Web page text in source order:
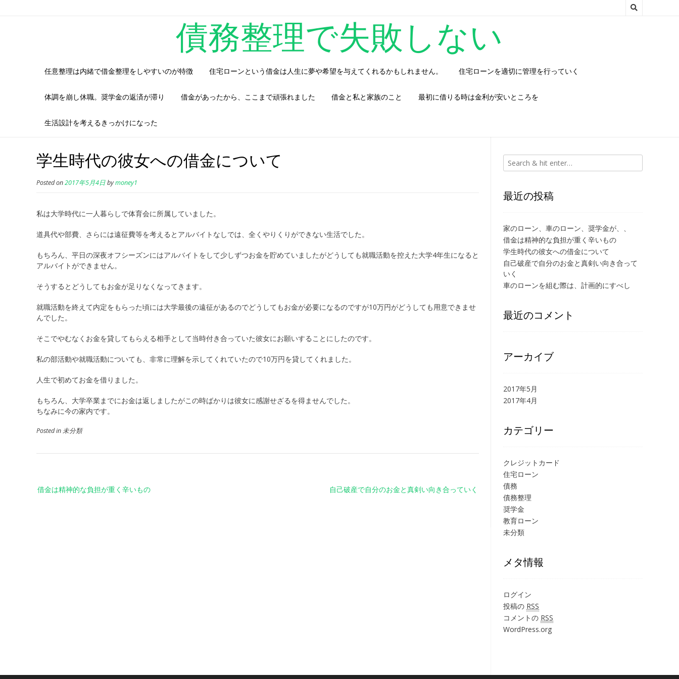
債務整理で失敗しない
任意整理は内緒で借金整理をしやすいのが特徴 住宅ローンという借金は人生に夢や希望を与えてくれるかもしれません。 住宅ローンを適切に管理を行っていく
体調を崩し休職。奨学金の返済が滞り 借金があったから、ここまで頑張れました 借金と私と家族のこと 最初に借りる時は金利が安いところを
生活設計を考えるきっかけになった
学生時代の彼女への借金について
Posted on2017年5月4日bymoney1
私は大学時代に一人暮らしで体育会に所属していました。
道具代や部費、さらには遠征費等を考えるとアルバイトなしでは、全くやりくりができない生活でした。
もちろん、平日の深夜オフシーズンにはアルバイトをして少しずつお金を貯めていましたがどうしても就職活動を控えた大学4年生になると
アルバイトができません。
そうするとどうしてもお金が足りなくなってきます。
就職活動を終えて内定をもらった頃には大学最後の遠征があるのでどうしてもお金が必要になるのですが10万円がどうしても用意できませ
んでした。
そこでやむなくお金を貸してもらえる相手として当時付き合っていた彼女にお願いすることにしたのです。
私の部活動や就職活動についても、非常に理解を示してくれていたので10万円を貸してくれました。
人生で初めてお金を借りました。
もちろん、大学卒業までにお金は返しましたがこの時ばかりは彼女に感謝せざるを得ませんでした。
ちなみに今の家内です。
Posted in 未分類
稿 自己破産で自分のお金と真剣い向き合っていく
借金は精神的な負担が重く辛いもの
最近の投稿
家のローン、車のローン、奨学金が、、
借金は精神的な負担が重く辛いもの
学生時代の彼女への借金について
自己破産で自分のお金と真剣い向き合って
いく
車のローンを組む際は、計画的にすべし
最近のコメント
アーカイブ
2017年5月
2017年4月
カテゴリー
クレジットカード
住宅ローン
債務
債務整理
奨学金
教育ローン
未分類
メタ情報
ログイン
投稿の RSS
コメントの RSS
WordPress.org